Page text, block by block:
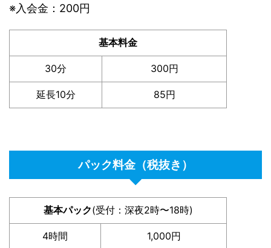
※入会金：200円
基本料金
30分 300円
延長10分 85円
パック料金（税抜き）
基本パック(受付：深夜2時〜18時)
4時間 1,000円